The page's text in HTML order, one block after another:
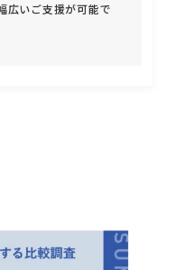
広いご支援が可能で